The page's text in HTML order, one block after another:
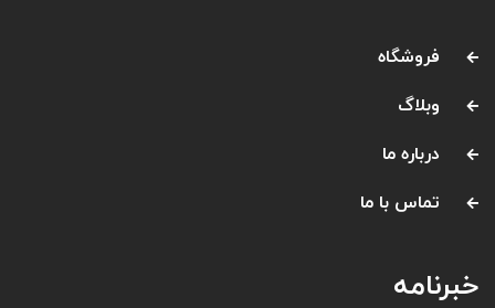
فروشگاه
وبلاگ
درباره ما
تماس با ما
خبرنامه